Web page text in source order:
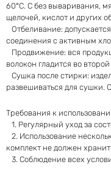
60°С. C без вываривания,
щелочей, кислот и других
Отбеливание:
соединения с активным
Продвижение: вся
волокон гладится во
Сушка после стирки:
развешиваться для сушки.
Требования к
1. Регулярный уход за
2. Использование
комплект не должен
3. Соблюдение всех